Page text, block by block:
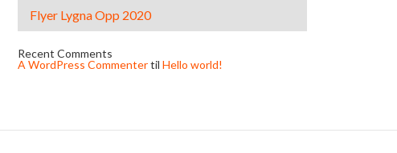
Flyer Lygna Opp 2020
Recent Comments
A WordPress Commentertil Hello world!